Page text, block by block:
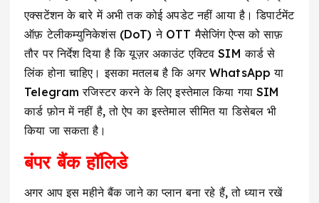
एक्सटेंशन के बारे में अभी तक कोई अपडेट नहीं आया है। डिपार्टमेंट
ऑफ़ टेलीकम्युनिकेशंस (DoT) ने OTT मैसेजिंग ऐप्स को साफ़
तौर पर निर्देश दिया है कि यूज़र अकाउंट एक्टिव SIM कार्ड से
लिंक होना चाहिए। इसका मतलब है कि अगर WhatsApp या
Telegram रजिस्टर करने के लिए इस्तेमाल किया गया SIM
कार्ड फ़ोन में नहीं है, तो ऐप का इस्तेमाल सीमित या डिसेबल भी
किया जा सकता है।
बंपर बैंक हॉलिडे
अगर आप इस महीने बैंक जाने का प्लान बना रहे हैं, तो ध्यान रखें